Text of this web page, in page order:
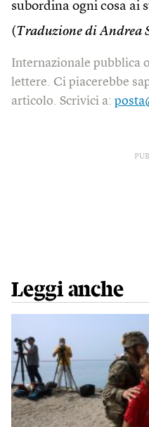
subordina ogni cosa ai
(Traduzione di Andrea
Internazionale pubblica
lettere. Ci piacerebbe
articolo. Scrivici a:
Leggi anche